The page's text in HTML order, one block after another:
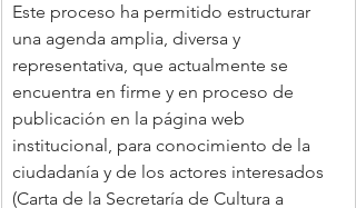
Este proceso ha permitido estructurar
una agenda amplia, diversa y
representativa, que actualmente se
encuentra en firme y en proceso de
publicación en la página web
institucional, para conocimiento de la
ciudadanía y de los actores interesados
(Carta de la Secretaría de Cultura a